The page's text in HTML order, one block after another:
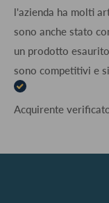
l'azienda ha molti
sono anche stato
un prodotto
sono competitivi e
Acquirente